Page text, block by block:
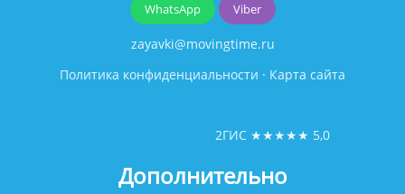
WhatsApp Viber
zayavki@movingtime.ru
Политика конфиденциальности · Карта сайта
2ГИС ★★★★★ 5,0
Дополнительно